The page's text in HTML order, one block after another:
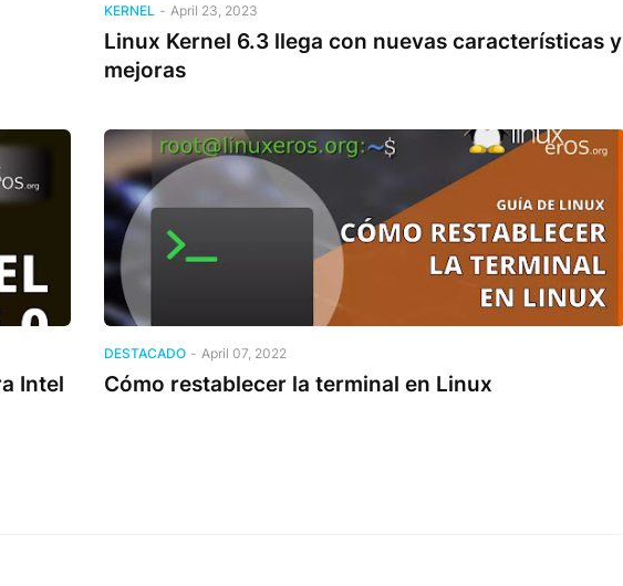
KERNEL - April 23, 2023
Linux Kernel 6.3 llega con nuevas características y
mejoras
Intel
DESTACADO - April 07, 2022
Cómo restablecer la terminal en Linux